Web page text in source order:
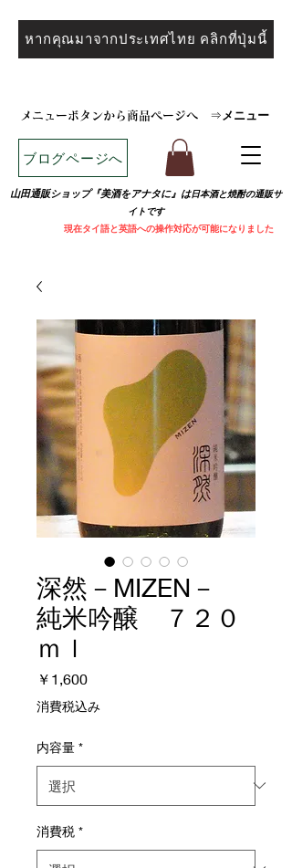
หากคุณมาจากประเทศไทย คลิกที่ปุ่มนี้
メニューボタンから商品ページへ ⇒ メニュー
ブログページへ
山田通販ショップ『美酒をアナタに』は日本酒と焼酎の通販サ
イトです
現在タイ語と英語への操作対応が可能になりました
深然－MIZEN－
純米吟醸 ７２０
ｍｌ
￥1,600価
消費税込み
内容量 *
消費税 *